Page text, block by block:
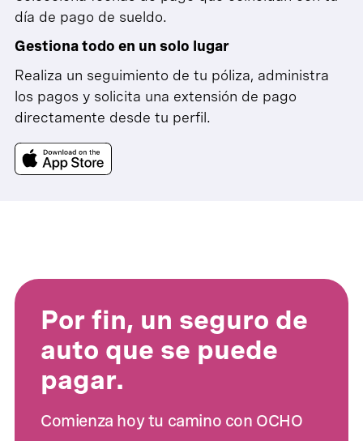
día de pago de sueldo.
Gestiona todo en un solo lugar
Realiza un seguimiento de tu póliza, administra
los pagos y solicita una extensión de pago
directamente desde tu perfil.
Por fin, un seguro de
auto que se puede
pagar.
Comienza hoy tu camino con OCHO